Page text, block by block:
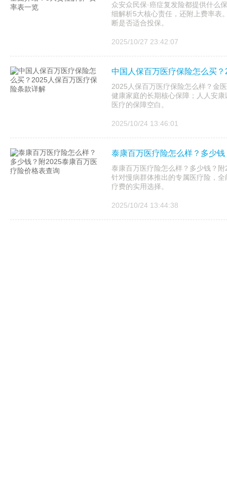
众安众民保·癌症复发险都提供什么
细解析5大核心责任，还附上费率表
断是否适合投保。
2025/10/27 23:42:07
中国人保百万医疗保险怎么买
2025人保百万医疗保险怎么样？金
健康家庭的长期核心保障；人人安
医疗的保障空白。
2025/10/24 13:46:01
泰康百万医疗险怎么样？多少
泰康百万医疗险怎么样？多少钱？
针对慢病群体推出的专属医疗险，
疗费的实用选择。
2025/10/24 13:44:38